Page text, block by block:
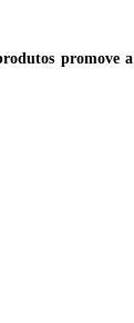
promove a